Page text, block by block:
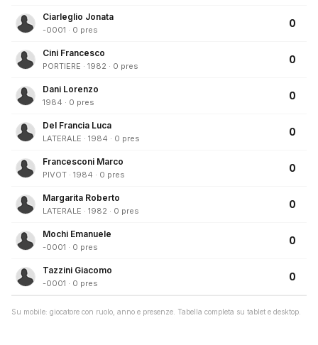
Ciarleglio Jonata
-0001 · 0 pres
0
Cini Francesco
PORTIERE · 1982 · 0 pres
0
Dani Lorenzo
1984 · 0 pres
0
Del Francia Luca
LATERALE · 1984 · 0 pres
0
Francesconi Marco
PIVOT · 1984 · 0 pres
0
Margarita Roberto
LATERALE · 1982 · 0 pres
0
Mochi Emanuele
-0001 · 0 pres
0
Tazzini Giacomo
-0001 · 0 pres
0
Su mobile: giocatore con ruolo, anno e presenze. Tabella completa su tablet e desktop.